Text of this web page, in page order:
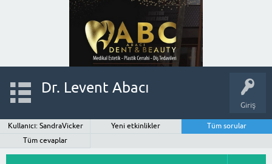
Giriş
Dr. Levent Abacı
Kullanıcı: SandraVicker Yeni etkinlikler
Tüm sorular
Tüm cevaplar